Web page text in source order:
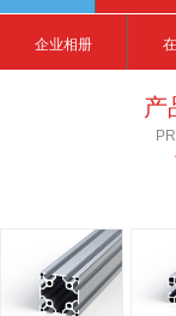
企业相册
产